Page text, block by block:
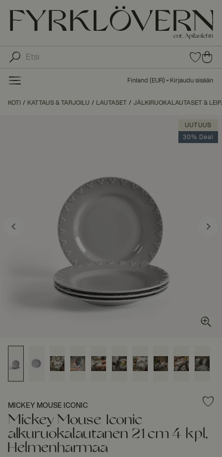
0
tuot
suo
0
tu
ot
a
os
kor
iin
Finland ( EUR) Kirjaudu sisään
KOTI KATTAUS & TARJOILU LAUTASET JÄLKIRUOKALAUTASET &
UUTUUS
30% Deal
MICKEY MOUSE ICONIC
Mickey Mouse Iconic
alkuruokalautanen 21 cm 4 kpl,
Helmenharmaa